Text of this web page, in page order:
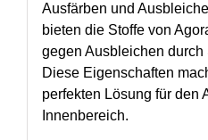
Ausfärben und
bieten die Stoffe von
gegen Ausbleichen
Diese Eigenschaften
perfekten Lösung für den
Innenbereich.